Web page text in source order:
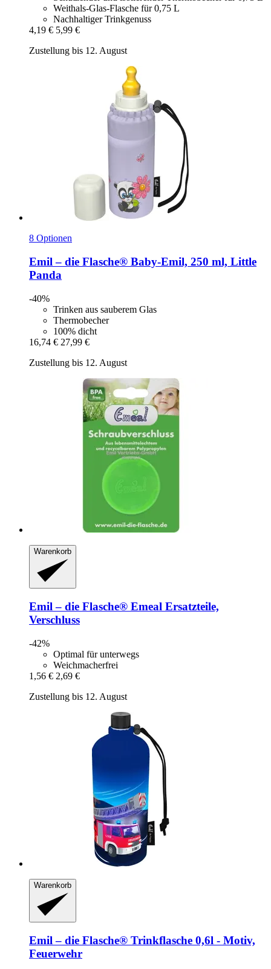
Weithals-Glas-Flasche für 0,75 L
Nachhaltiger Trinkgenuss
4,19 € 5,99 €
Zustellung bis 12. August
8 Optionen
Emil – die Flasche® Baby-​Emil, 250 ml, Little
Panda
-40%
Trinken aus sauberem Glas
Thermobecher
100% dicht
16,74 € 27,99 €
Zustellung bis 12. August
Warenkorb
Emil – die Flasche® Emeal Ersatzteile,
Verschluss
-42%
Optimal für unterwegs
Weichmacherfrei
1,56 € 2,69 €
Zustellung bis 12. August
Warenkorb
Emil – die Flasche® Trinkflasche 0,6l -​ Motiv,
Feuerwehr